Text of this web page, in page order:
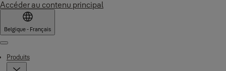
Accéder au contenu principal
Belgique - Français
Menu
Produits